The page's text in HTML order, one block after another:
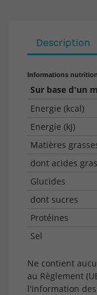
Description
Informations
Sur base d'un
Energie (kcal)
Energie (kJ)
Matières
dont acides
Glucides
dont sucres
Protéines
Sel
Ne contient
au Règlement
l'information